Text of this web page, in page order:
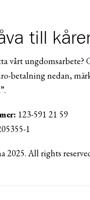
till
vårt ungdomsarbete?
betalning nedan,
123-591 21 59
1
2025. All rights